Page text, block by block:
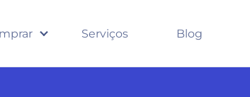
Serviços Blog